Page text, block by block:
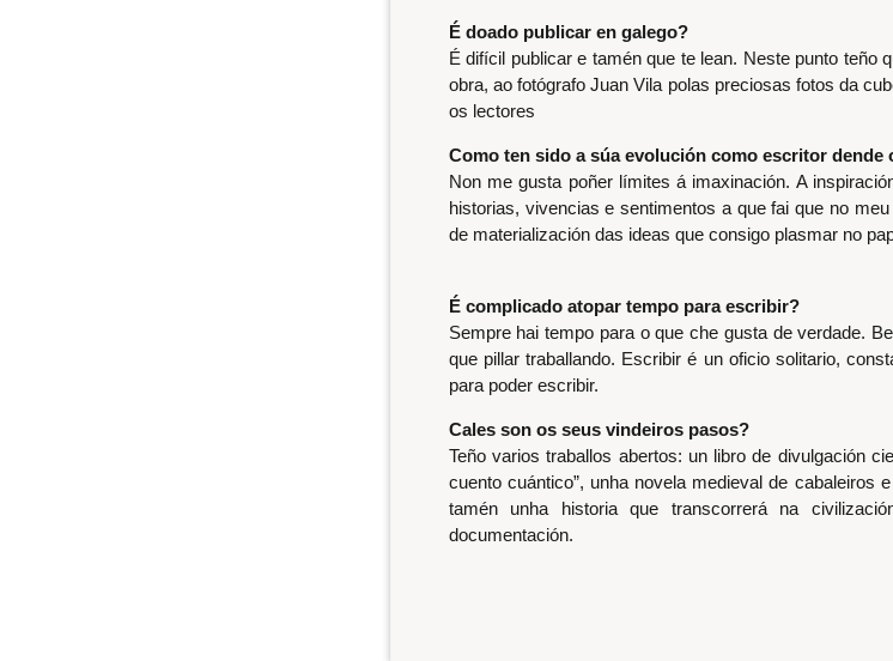
É doado publicar en galego?
É difícil publicar e tamén que te lean. Neste punto teño
obra, ao fotógrafo Juan Vila polas preciosas fotos da
os lectores
Como ten sido a súa evolución como escritor dende
Non me gusta poñer límites á imaxinación. A
historias, vivencias e sentimentos a que fai que no
de materialización das ideas que consigo plasmar no
É complicado atopar tempo para escribir?
Sempre hai tempo para o que che gusta de verdade.
que pillar traballando. Escribir é un oficio solitario,
para poder escribir.
Cales son os seus vindeiros pasos?
Teño varios traballos abertos: un libro de divulgación
cuento cuántico”, unha novela medieval de cabaleiros
tamén unha historia que transcorrerá na
documentación.